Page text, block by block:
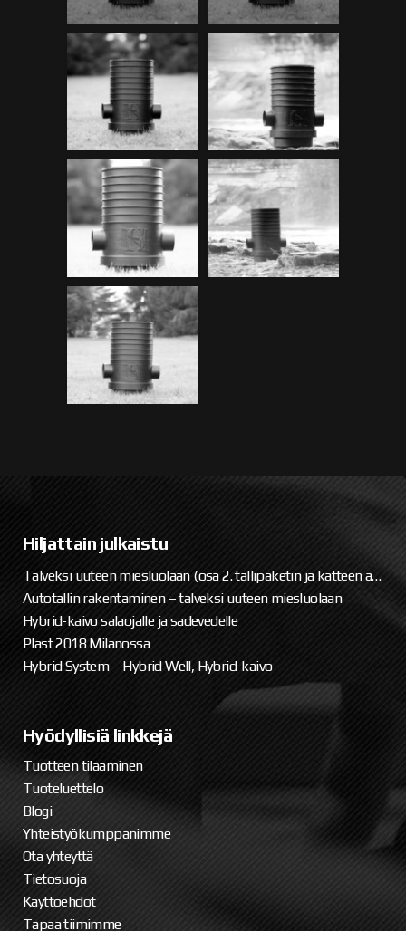
Hiljattain julkaistu
Talveksi uuteen miesluolaan (osa 2. tallipaketin ja katteen asennus)
Autotallin rakentaminen – talveksi uuteen miesluolaan
Hybrid-kaivo salaojalle ja sadevedelle
Plast 2018 Milanossa
Hybrid System – Hybrid Well, Hybrid-kaivo
Hyödyllisiä linkkejä
Tuotteen tilaaminen
Tuoteluettelo
Blogi
Yhteistyökumppanimme
Ota yhteyttä
Tietosuoja
Käyttöehdot
Tapaa tiimimme